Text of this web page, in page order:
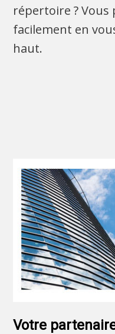
répertoire ? Vous
facilement en
haut.
Votre